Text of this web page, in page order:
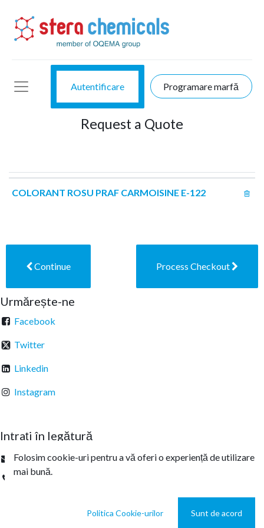
Autentificare Programare marfă
Request a Quote
COLORANT ROSU PRAF CARMOISINE E-122
Continue Process Checkout
Urmărește-ne
Facebook
Twitter
Linkedin
Instagram
Intrați în legătură
office@sterachemicals.ro
+40 21 457 03 22
Folosim cookie-uri pentru a vă oferi o experiență de utilizare
mai bună.
Politica Cookie-urilor Sunt de acord